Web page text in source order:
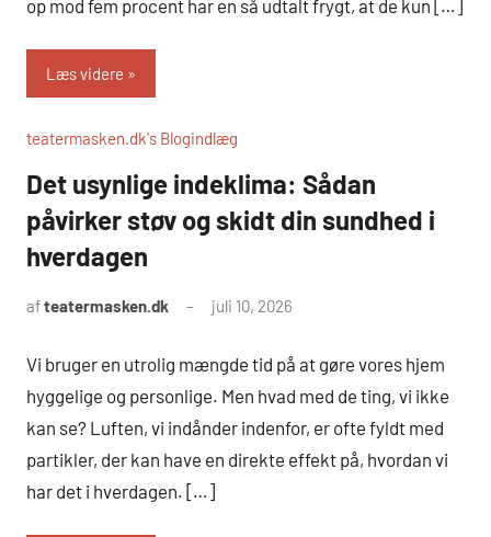
op mod fem procent har en så udtalt frygt, at de kun […]
Læs videre
teatermasken.dk's Blogindlæg
Det usynlige indeklima: Sådan
påvirker støv og skidt din sundhed i
hverdagen
afteatermasken.dk juli 10, 2026
Vi bruger en utrolig mængde tid på at gøre vores hjem
hyggelige og personlige. Men hvad med de ting, vi ikke
kan se? Luften, vi indånder indenfor, er ofte fyldt med
partikler, der kan have en direkte effekt på, hvordan vi
har det i hverdagen. […]